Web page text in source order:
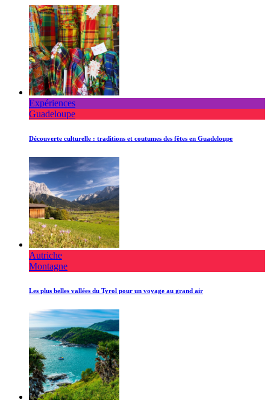
Expériences
Guadeloupe
Découverte culturelle : traditions et coutumes des fêtes en Guadeloupe
Autriche
Montagne
Les plus belles vallées du Tyrol pour un voyage au grand air